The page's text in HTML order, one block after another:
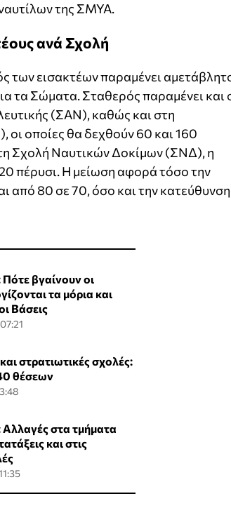
της ΣΜΥΑ.
ανά Σχολή
των εισακτέων παραμένει
τα Σώματα. Σταθερός παραμένει και
(ΣΑΝ), καθώς και στη
οποίες θα δεχθούν 60 και 160
Σχολή Ναυτικών Δοκίμων (ΣΝΔ), η
πέρυσι. Η μείωση αφορά τόσο την
από 80 σε 70, όσο και την κατεύθυνση
βγαίνουν οι
τα μόρια και
Βάσεις
στρατιωτικές σχολές:
θέσεων
στα τμήματα
και στις